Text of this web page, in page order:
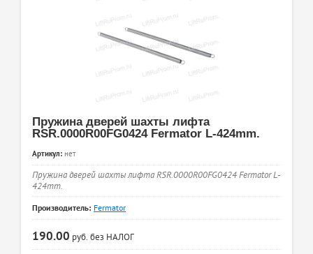
Пружина дверей шахты лифта
RSR.0000R00FG0424 Fermator L-424mm.
Артикул: нет
Пружина дверей шахты лифта RSR.0000R00FG0424 Fermator L-
424mm.
Производитель: Fermator
190.00 руб. без НАЛОГ